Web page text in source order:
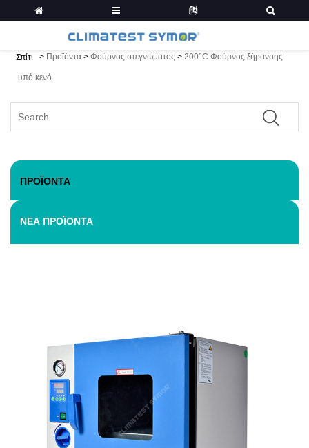
Σπίτι > Προϊόντα > Φούρνος στεγνώματος > 200°C Φούρνος ξήρανσης
υπό κενό
ΠΡΟΪΌΝΤΑ
ΝΈΑ ΠΡΟΪΌΝΤΑ